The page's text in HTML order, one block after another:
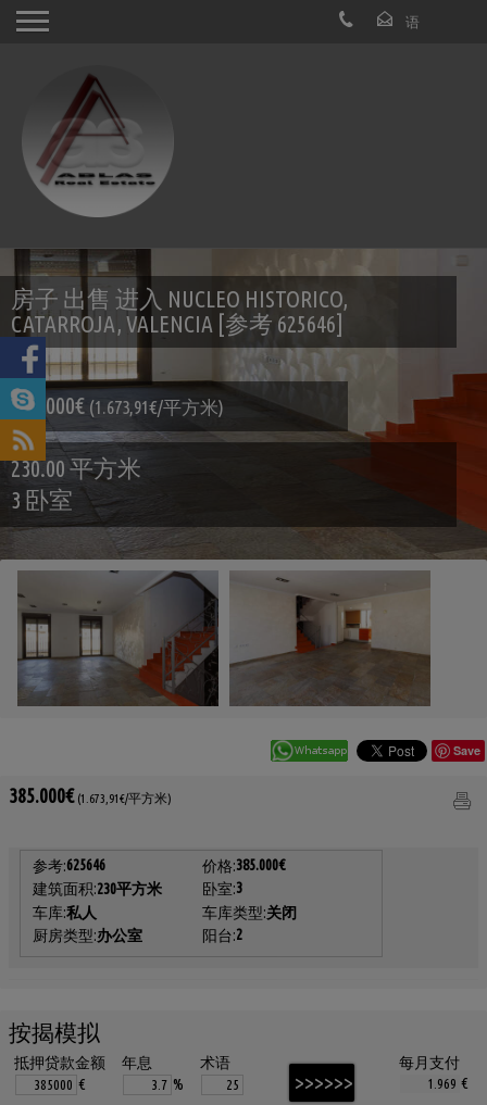
房子 出售 进入 NUCLEO HISTORICO,
CATARROJA, VALENCIA [参考 625646]
385.000€ (1.673,91€/平方米)
230.00 平方米
3 卧室
Save
385.000€ (1.673,91€/平方米)
参考:625646 价格:385.000€
建筑面积:230平方米 卧室:3
车库:私人 车库类型:关闭
厨房类型:办公室 阳台:2
按揭模拟
抵押贷款金额
€
年息
%
术语
每月支付
€